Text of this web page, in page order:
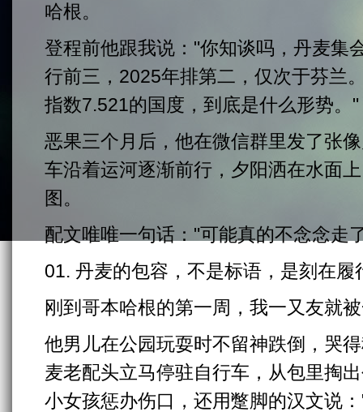
哈根。
登程前他跟我说："你知谈吗，丹麦集
行前三，2025年排第二，仅次于芬兰
指数7.521的国度，到底是什么形势。"
恶果三个月后，他在微信群里发了张
车沿着运河逐渐前行，夕阳洒在水面
图。
配文唯唯一句话："可能真的不念念走
01. 丹麦的包容，不是标语，是刻在履
刚到哥本哈根的第一周，我一又友就
他男儿在公园玩耍时不留神跌倒，哭
麦老配头立马停驻自行车，从包里掏
小女孩惩办伤口，还用蹩脚的汉文说